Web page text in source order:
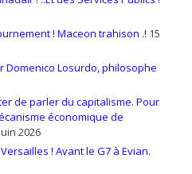
! Maceon trahison .! 15
Domenico Losurdo, philosophe
de parler du capitalisme. Pour
économique de
2026
! Avant le G7 à Evian.